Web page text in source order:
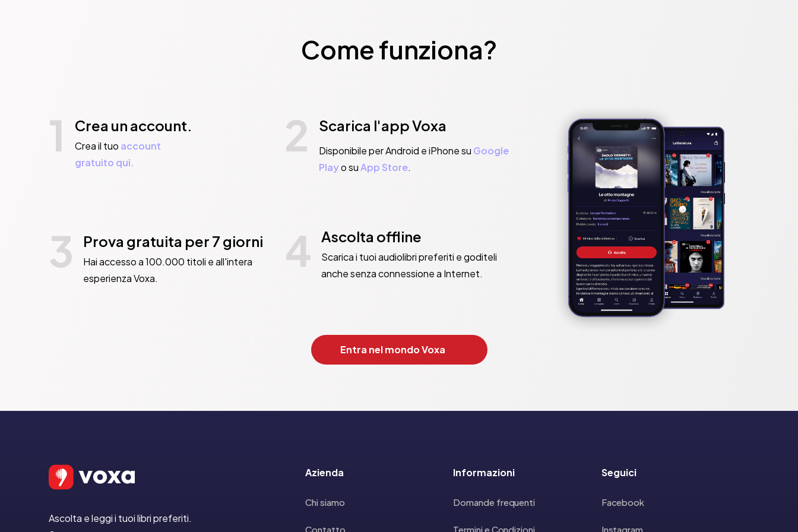
Come funziona?
1 Crea un account.
Crea il tuo account
gratuito qui.
2 Scarica l'app Voxa
Disponibile per Android e iPhone su Google
Playo suApp Store.
3 Prova gratuita per 7 giorni
Hai accesso a 100.000 titoli e all'intera
esperienza Voxa.
4 Ascolta offline
Scarica i tuoi audiolibri preferiti e goditeli
anche senza connessione a Internet.
Entra nel mondo Voxa
Ascolta e leggi i tuoi libri preferiti.
Azienda
Chi siamo
Contatto
Informazioni
Domande frequenti
Termini e Condizioni
Seguici
Facebook
Instagram